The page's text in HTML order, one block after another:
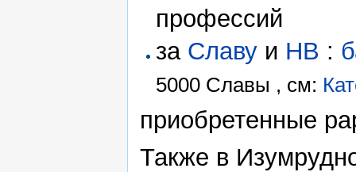
профессий
за Славу и НВ :
5000 Славы , см:
приобретенные
Также в